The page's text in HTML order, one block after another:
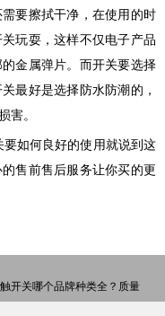
要擦拭干净，在使用的时
玩耍，这样不仅电子产品
金属弹片。而开关要选择
最好是选择防水防潮的，
害。
如何良好的使用就说到这
售前售后服务让你买的更
开关哪个品牌种类全？质量